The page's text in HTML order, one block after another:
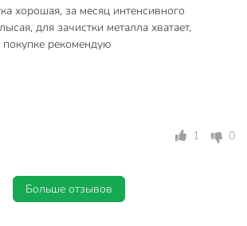
хорошая, за месяц интенсивного
для зачистки металла хватает,
рекомендую
1 0
Больше отзывов